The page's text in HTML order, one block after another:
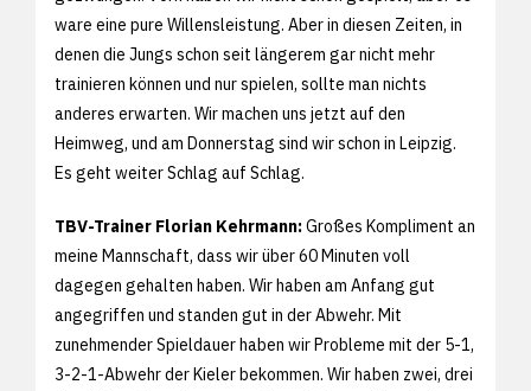
ware eine pure Willensleistung. Aber in diesen Zeiten, in
denen die Jungs schon seit längerem gar nicht mehr
trainieren können und nur spielen, sollte man nichts
anderes erwarten. Wir machen uns jetzt auf den
Heimweg, und am Donnerstag sind wir schon in Leipzig.
Es geht weiter Schlag auf Schlag.
TBV-Trainer Florian Kehrmann:Großes Kompliment an
meine Mannschaft, dass wir über 60 Minuten voll
dagegen gehalten haben. Wir haben am Anfang gut
angegriffen und standen gut in der Abwehr. Mit
zunehmender Spieldauer haben wir Probleme mit der 5-1,
3-2-1-Abwehr der Kieler bekommen. Wir haben zwei, drei